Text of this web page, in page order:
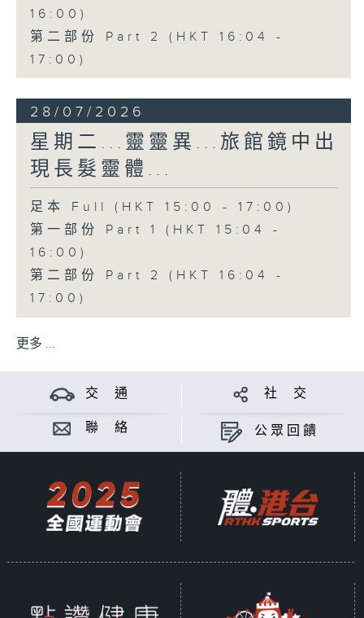
16:00)
第二部份 Part 2 (HKT 16:04 -
17:00)
28/07/2026
星期二...靈靈異...旅館鏡中出
現長髮靈體...
足本 Full (HKT 15:00 - 17:00)
第一部份 Part 1 (HKT 15:04 -
16:00)
第二部份 Part 2 (HKT 16:04 -
17:00)
更多 ...
交 通 社 交
聯 絡 公眾回饋